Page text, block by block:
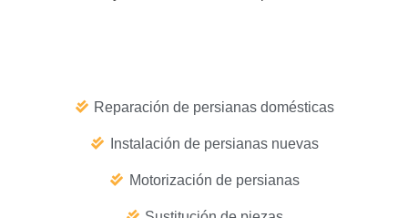
Reparación de persianas domésticas
Instalación de persianas nuevas
Motorización de persianas